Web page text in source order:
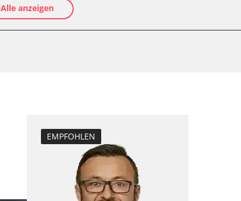
Differenzdruck Sensor anlernen
Einspritzdüsen anlernen
Elektronische Parkbremse schließen
ESP test
Alle anzeigen
EMPFOHLEN